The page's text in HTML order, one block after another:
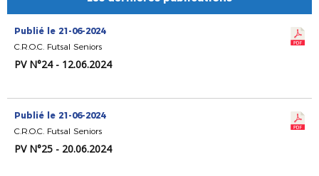
Publié le 21-06-2024
C.R.O.C. Futsal Seniors
PV N°24 - 12.06.2024
Publié le 21-06-2024
C.R.O.C. Futsal Seniors
PV N°25 - 20.06.2024